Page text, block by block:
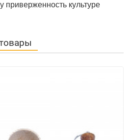
приверженность культуре